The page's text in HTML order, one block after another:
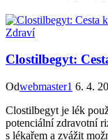
Zdraví
Clostilbegyt:
Odwebmaster1 6. 4.
Clostilbegyt je lék
potenciální zdravotní
s lékařem a zvážit